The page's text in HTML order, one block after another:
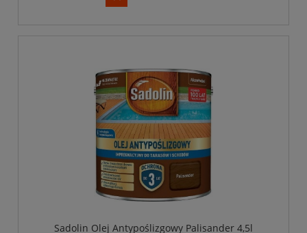
Sadolin Olej Antypoślizgowy Palisander 4,5l